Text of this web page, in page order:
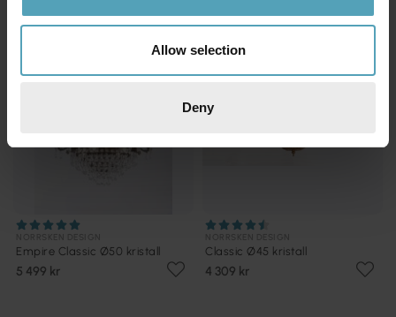
Allow selection
Deny
Empire Classic Ø50 kristall
5 499 kr
Classic Ø45 kristall
4 309 kr